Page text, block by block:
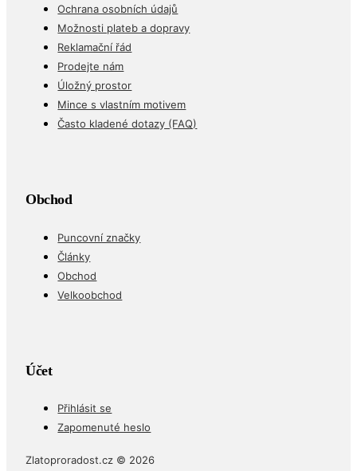
Ochrana osobních údajů
Možnosti plateb a dopravy
Reklamační řád
Prodejte nám
Úložný prostor
Mince s vlastním motivem
Často kladené dotazy (FAQ)
Obchod
Puncovní značky
Články
Obchod
Velkoobchod
Účet
Přihlásit se
Zapomenuté heslo
Zlatoproradost.cz © 2026